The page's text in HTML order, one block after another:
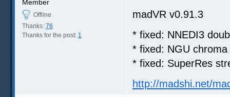
Member
Offline
Thanks: 76
Thanks for the post: 1
madVR v0.91.3
* fixed: NNEDI3
* fixed: NGU
* fixed: SuperRes
http://madshi.net/